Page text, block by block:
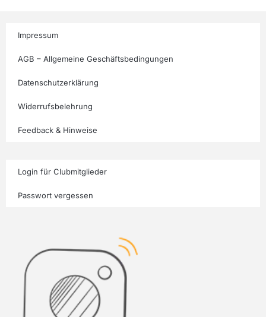
Impressum
AGB – Allgemeine Geschäftsbedingungen
Datenschutzerklärung
Widerrufsbelehrung
Feedback & Hinweise
Login für Clubmitglieder
Passwort vergessen